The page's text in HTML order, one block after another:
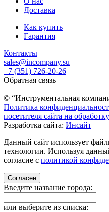
Доставка
Как купить
Гарантия
Контакты
sales@incompany.su
+7 (351) 726-20-26
Обратная связь
© “Инструментальная
Политика
посетителя сайта на
Разработка сайта: Инсайт
Данный сайт использует
технологии. Используя
согласие с политикой
Согласен
Введите название города:
или выберите из списка: